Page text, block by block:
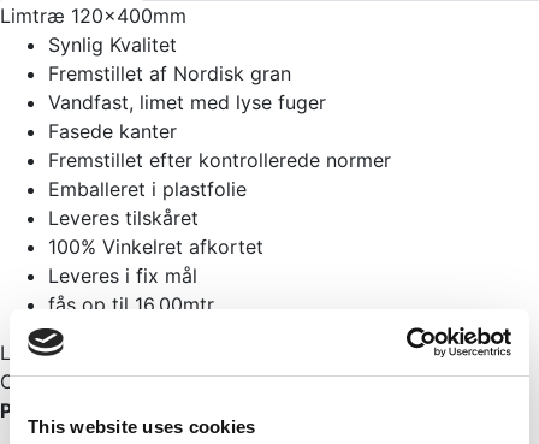
This website uses cookies
Limtræ 120x400mm
Synlig Kvalitet
Fremstillet af Nordisk gran
Vandfast, limet med lyse fuger
Fasede kanter
Fremstillet efter kontrollerede normer
Emballeret i plastfolie
Leveres tilskåret
100% Vinkelret afkortet
Leveres i fix mål
fås op til 16,00mtr
Limtræ beregner klik
Leveringstid
Ca 1 uge
På lager